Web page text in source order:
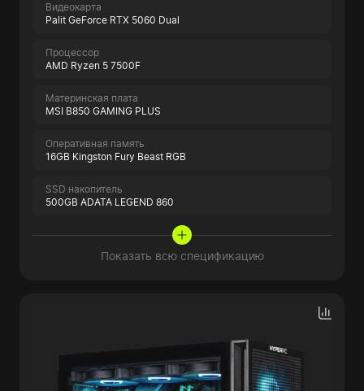
Видеокарта
Palit GeForce RTX 5060 Dual
Процессор
AMD Ryzen 5 7500F
Материнская плата
MSI B850 GAMING PLUS
Оперативная память
16GB Kingston Fury Beast RGB
SSD накопитель
500GB ADATA LEGEND 860
Показать всю спецификацию